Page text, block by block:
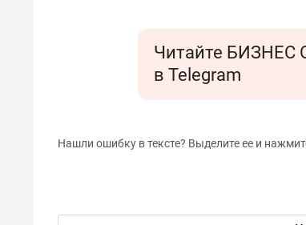
Читайте БИЗНЕС
в Telegram
Нашли ошибку в тексте? Выделите ее и